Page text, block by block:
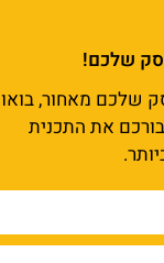
שלכם!
שלכם מאחור, בואו
את התכנית